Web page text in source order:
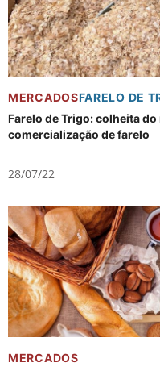
MERCADOSFARELO DE
Farelo de Trigo: colheita
comercialização de farelo
28/07/22
MERCADOS